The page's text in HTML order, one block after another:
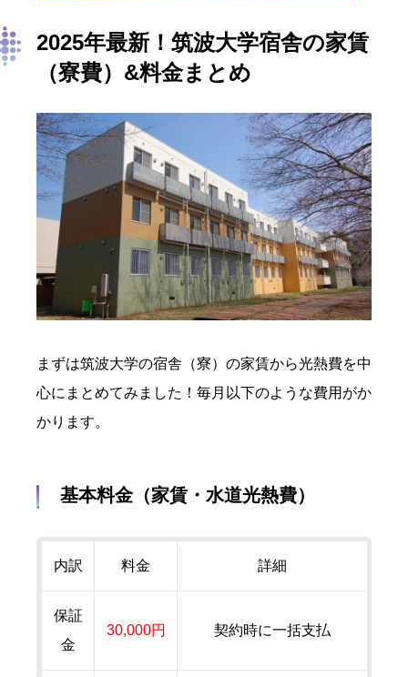
2025年最新！筑波大学宿舎の家賃
（寮費）&料金まとめ
まずは筑波大学の宿舎（寮）の家賃から光熱費を中
心にまとめてみました！毎月以下のような費用がか
かります。
基本料金（家賃・水道光熱費）
内訳 料金 詳細
保証
金
30,000円 契約時に一括支払